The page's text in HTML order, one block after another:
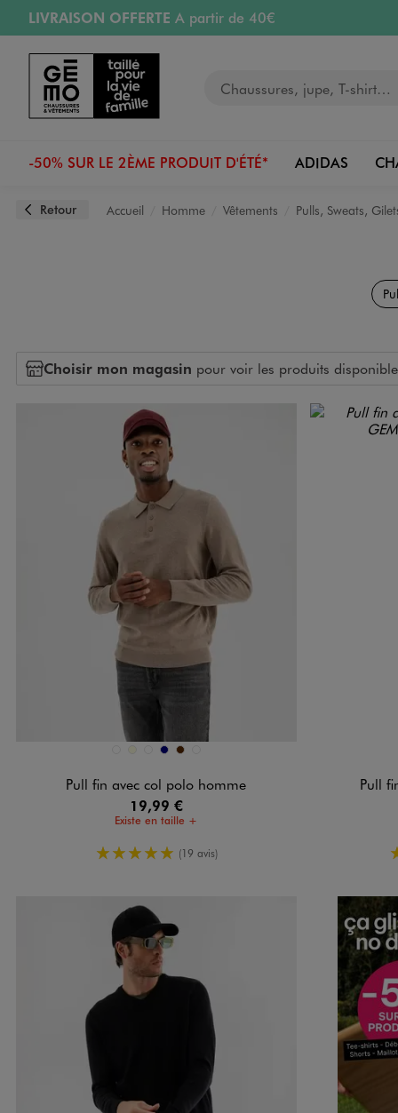
Aller au contenu principal
Aller à la navigation
LIVRAISON OFFERTE A partir de 40€
RETRAIT ET LIVRAISON OFFERTE
PAYEZ EN 3x SANS FRAIS
dès 50€
Retours OFFERTSpendant 30 jours
-50% SUR LE 2ÈME PRODUIT D'ÉTÉ* ADIDAS
Retour Accueil Homme Vêtements Pulls, Sweats,
Choisir mon magasin pour voir les produits
Disponible en 6 coloris
BLANC STANDARD
GRIS FONCE
MARINEMARRON
Pull fin avec col polo homme
19,99 €
Existe en taille +
5/5 de moyenne
(19 avis)
Disponible
Pull